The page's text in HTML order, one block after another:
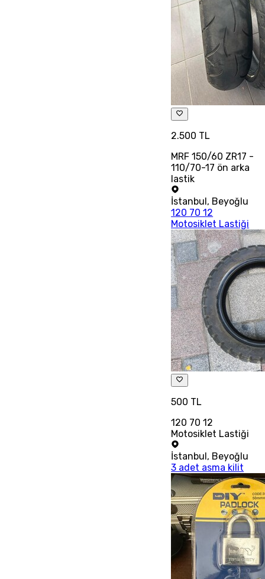
2.500 TL
MRF 150/60 ZR17 -
110/70-17 ön arka
lastik
İstanbul, Beyoğlu
120 70 12
Motosiklet Lastiği
500 TL
120 70 12
Motosiklet Lastiği
İstanbul , Beyoğlu
3 adet asma kilit